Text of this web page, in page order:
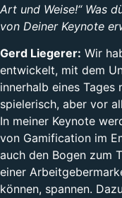
Art und Weise!“ Was
von Deiner Keynote
Gerd Liegerer: Wir
entwickelt, mit dem
innerhalb eines
spielerisch, aber vor
In meiner Keynote
von Gamification im
auch den Bogen zum
einer
können, spannen.